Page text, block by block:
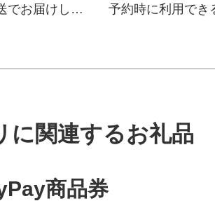
でお届けしま
予約時に利用でき
に関連するお礼品
商品券